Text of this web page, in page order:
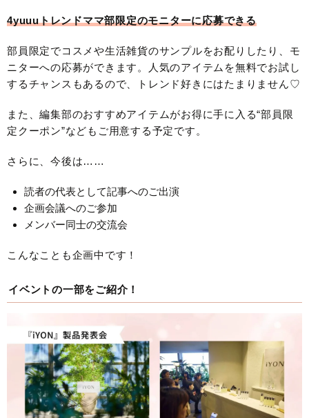
4yuuuトレンドママ部限定のモニターに応募できる
部員限定でコスメや生活雑貨のサンプルをお配りしたり、モ
ニターへの応募ができます。人気のアイテムを無料でお試し
するチャンスもあるので、トレンド好きにはたまりません♡
また、編集部のおすすめアイテムがお得に手に入る“部員限
定クーポン”などもご用意する予定です。
さらに、今後は……
読者の代表として記事へのご出演
企画会議へのご参加
メンバー同士の交流会
こんなことも企画中です！
イベントの一部をご紹介！